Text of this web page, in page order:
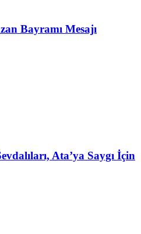
Bayramı Mesajı
Ata’ya Saygı İçin